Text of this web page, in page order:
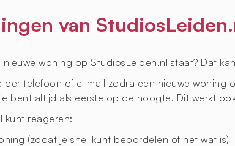
van
woning op StudiosLeiden.nl staat? Dat
telefoon of e-mail zodra een nieuwe woning
bent altijd als eerste op de hoogte. Dit werkt
kunt reageren:
(zodat je snel kunt beoordelen of het wat is)